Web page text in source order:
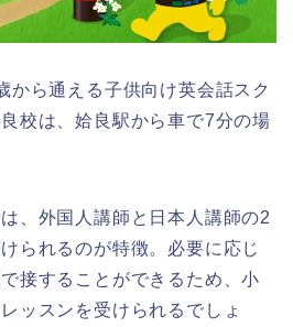
から通える子供向け英会話スク
校は、姶良駅から車で7分の場
、外国人講師と日本人講師の2
られるのが特徴。必要に応じ
接することができるため、小
ッスンを受けられるでしょ